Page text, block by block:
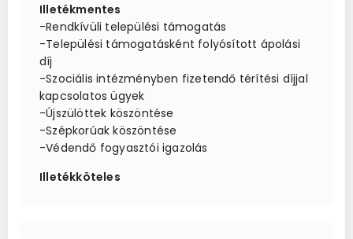
Illetékmentes
-Rendkívüli települési támogatás
-Települési támogatásként folyósított ápolási
díj
-Szociális intézményben fizetendő térítési díjjal
kapcsolatos ügyek
-Újszülöttek köszöntése
-Szépkorúak köszöntése
-Védendő fogyasztói igazolás
Illetékköteles